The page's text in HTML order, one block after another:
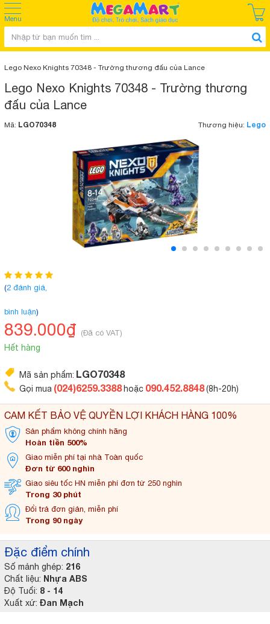
Menu
Lego Nexo Knights 70348 - Trường thương đấu của Lance
Lego Nexo Knights 70348 - Trường thương
đấu của Lance
Mã: LGO70348 Thương hiệu: Lego
Đặc điểm chính
Số mảnh ghép: 216
Chất liệu: Nhựa ABS
Độ Tuổi: 8 - 14
Xuất xứ: Đan Mạch
(2 đánh giá,
bình luận)
839.000₫ (Đã có VAT)
Hết hàng
CAM KẾT BẢO VỆ QUYỀN LỢI KHÁCH HÀNG 100%
Sản phẩm không chính hãng
Hoàn tiền 500%
Giao miễn phí tại nhà Toàn quốc
Đơn từ 600 nghìn
Giao siêu tốc HN miễn phí đơn từ 250 nghìn
Trong 30 phút
Đổi trả đơn giản, miễn phí
Trong 90 ngày
Mã sản phẩm: LGO70348
Gọi mua (024)6259.3388 hoặc 090.452.8848(8h-20h)